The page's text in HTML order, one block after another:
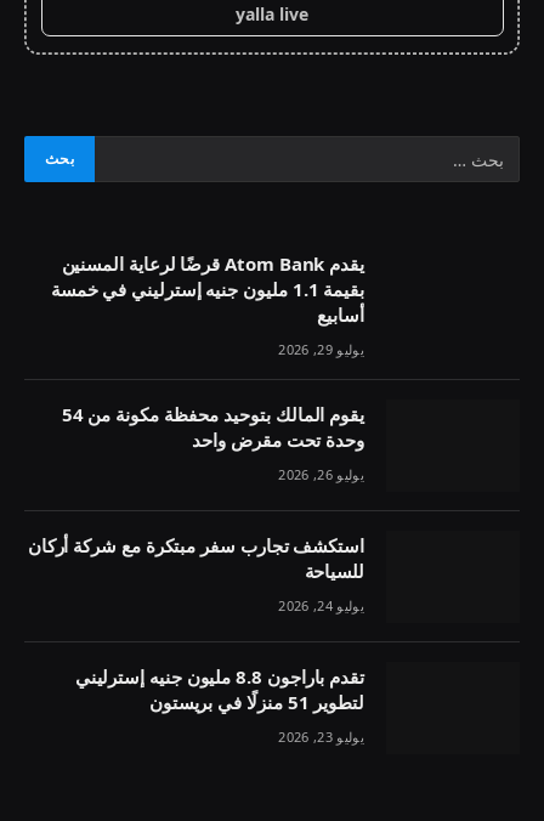
yalla live
يقدم Atom Bank قرضًا لرعاية المسنين
بقيمة 1.1 مليون جنيه إسترليني في خمسة
أسابيع
يوليو 29, 2026
يقوم المالك بتوحيد محفظة مكونة من 54
وحدة تحت مقرض واحد
يوليو 26, 2026
استكشف تجارب سفر مبتكرة مع شركة أركان
للسياحة
يوليو 24, 2026
تقدم باراجون 8.8 مليون جنيه إسترليني
لتطوير 51 منزلًا في بريستون
يوليو 23, 2026